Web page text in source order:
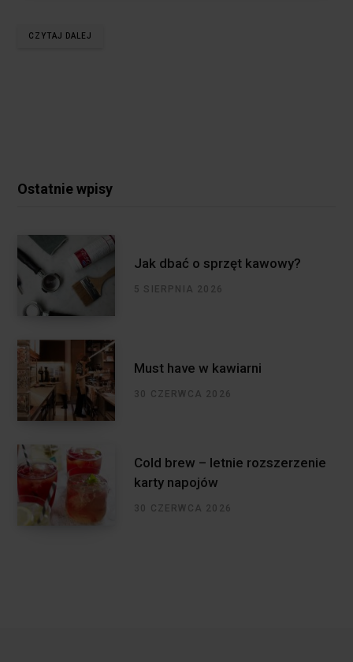
CZYTAJ DALEJ
Ostatnie wpisy
Jak dbać o sprzęt kawowy?
5 SIERPNIA 2026
Must have w kawiarni
30 CZERWCA 2026
Cold brew – letnie rozszerzenie
karty napojów
30 CZERWCA 2026